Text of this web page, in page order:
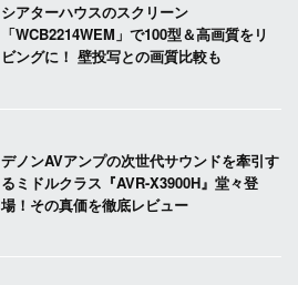
シアターハウスのスクリーン
「WCB2214WEM」で100型＆高画質をリ
ビングに！ 壁投写との画質比較も
デノンAVアンプの次世代サウンドを牽引す
るミドルクラス『AVR-X3900H』堂々登
場！その真価を徹底レビュー